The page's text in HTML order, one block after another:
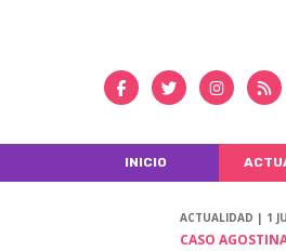
INICIO
ACTUALIDAD | 1
CASO